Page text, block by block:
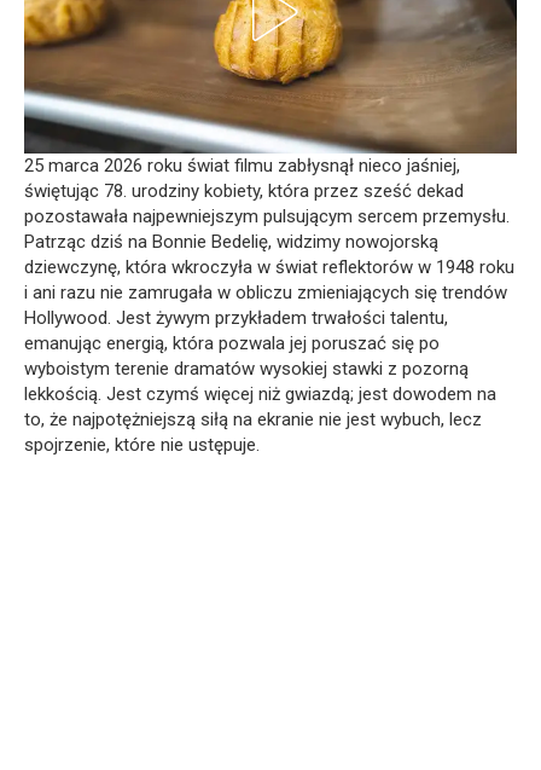
25 marca 2026 roku świat filmu zabłysnął nieco jaśniej,
świętując 78. urodziny kobiety, która przez sześć dekad
pozostawała najpewniejszym pulsującym sercem przemysłu.
Patrząc dziś na Bonnie Bedelię, widzimy nowojorską
dziewczynę, która wkroczyła w świat reflektorów w 1948 roku
i ani razu nie zamrugała w obliczu zmieniających się trendów
Hollywood. Jest żywym przykładem trwałości talentu,
emanując energią, która pozwala jej poruszać się po
wyboistym terenie dramatów wysokiej stawki z pozorną
lekkością. Jest czymś więcej niż gwiazdą; jest dowodem na
to, że najpotężniejszą siłą na ekranie nie jest wybuch, lecz
spojrzenie, które nie ustępuje.